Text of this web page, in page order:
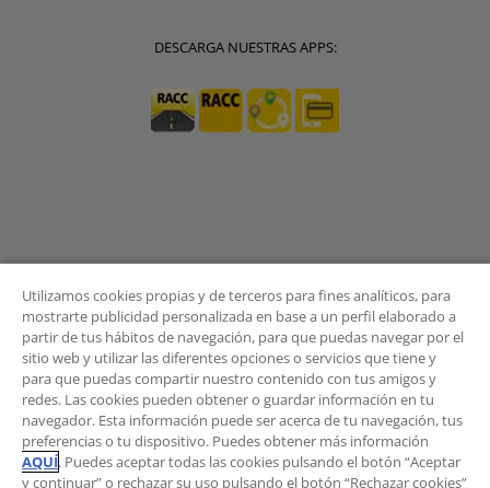
DESCARGA NUESTRAS APPS:
BOLETÍN
¿Quieres recibir las novedades del Área de
Utilizamos cookies propias y de terceros para fines analíticos, para
mostrarte publicidad personalizada en base a un perfil elaborado a
partir de tus hábitos de navegación, para que puedas navegar por el
sitio web y utilizar las diferentes opciones o servicios que tiene y
para que puedas compartir nuestro contenido con tus amigos y
redes. Las cookies pueden obtener o guardar información en tu
navegador. Esta información puede ser acerca de tu navegación, tus
preferencias o tu dispositivo. Puedes obtener más información
AQUÍ. Puedes aceptar todas las cookies pulsando el botón “Aceptar
y continuar” o rechazar su uso pulsando el botón “Rechazar cookies”